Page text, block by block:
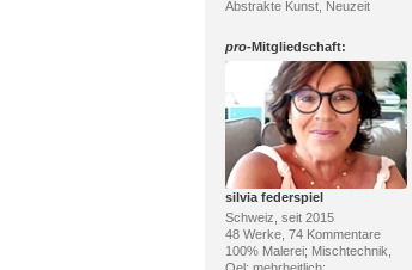
Abstrakte Kunst, Neuzeit
pro-Mitgliedschaft:
silvia federspiel
Schweiz, seit 2015
48 Werke, 74 Kommentare
100% Malerei; Mischtechnik,